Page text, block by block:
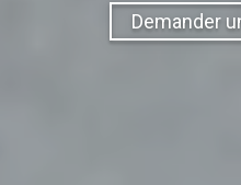
Demander